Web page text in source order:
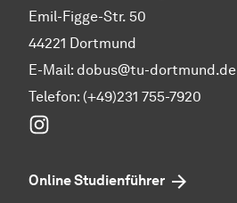
Emil-Figge-Str. 50
44221 Dortmund
E-Mail: dobus@tu-dortmund.de
Telefon: (+49)231 755-7920
Online Studienführer